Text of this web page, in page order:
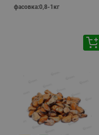
фасовка:0,8-1кг